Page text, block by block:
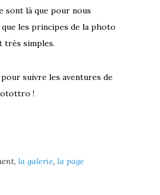
sont là que pour nous
les principes de la photo
très simples.
suivre les aventures de
!
la galerie, la page